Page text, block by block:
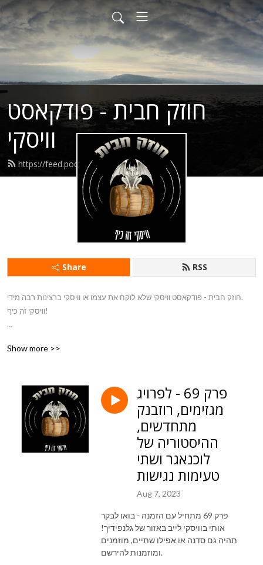
חוזק חבית - פודקאסט
וויסקי
https://feed.podbean.com/theomef/feed.xml
Share RSS
חוזק חבית - פודקאסט וויסקי שלא לוקח את עצמו או וויסקי ברצינות רבה מידי.
וויסקי זה כיף!
Show more >>
פרק 69 - לפרויג
מגזימים, רוזבנק
מתחדשים,
ההיסטוריה של
לוכנאגר ושתי
טעימות נגישות
Aug 7, 2023
פרק 69 מתחיל עם הזמנה - בואו לבקר
אותי בוויסקי לייב באזור של גלנפידיך!
תהיה גם סדנה או אפילו שתיים, מוזמנים
ומוזמנות להירשם.